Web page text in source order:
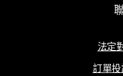
法定
訂單